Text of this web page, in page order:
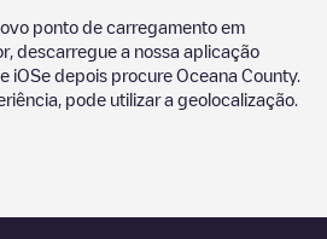
ponto de carregamento em
descarregue a nossa aplicação
iOSe depois procure Oceana County.
pode utilizar a geolocalização.